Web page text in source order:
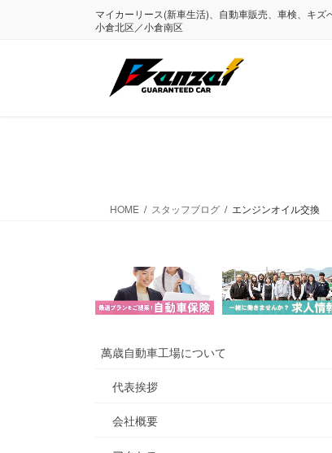
マイカーリース(新車生活)、自動車販売、車検、キズ
小倉北区／小倉南区
HOME スタッフブログ エンジンオイル交換
萬歳自動車工場について
代表挨拶
会社概要